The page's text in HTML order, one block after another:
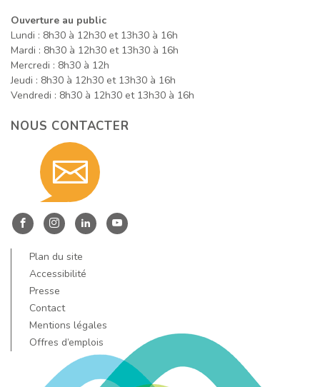
Ouverture au public
Lundi : 8h30 à 12h30 et 13h30 à 16h
Mardi : 8h30 à 12h30 et 13h30 à 16h
Mercredi : 8h30 à 12h
Jeudi : 8h30 à 12h30 et 13h30 à 16h
Vendredi : 8h30 à 12h30 et 13h30 à 16h
NOUS CONTACTER
nous
email
Entre
Allier
sur
Facebook
Entre
Allier
sur
Instagram
Entre
LinkedIn
!
Entre
Plan du site
Accessibilité
Presse
Contact
Mentions légales
Offres d’emplois